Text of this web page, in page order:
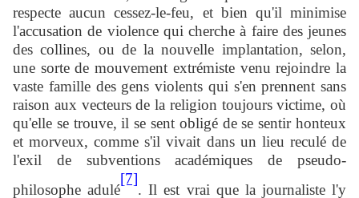
respecte aucun cessez-le-feu, et bien qu'il minimise
l'accusation de violence qui cherche à faire des jeunes
des collines, ou de la nouvelle implantation, selon,
une sorte de mouvement extrémiste venu rejoindre la
vaste famille des gens violents qui s'en prennent sans
raison aux vecteurs de la religion toujours victime, où
qu'elle se trouve, il se sent obligé de se sentir honteux
et morveux, comme s'il vivait dans un lieu reculé de
l'exil de subventions académiques de pseudo-
philosophe adulé
[7]
. Il est vrai que la journaliste l'y